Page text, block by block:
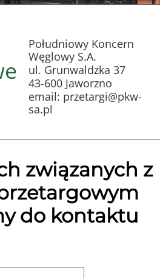
Południowy Koncern
Węglowy S.A.
ul. Grunwaldzka 37
43-600 Jaworzno
email: przetargi@pkw-
sa.pl
związanych z
do kontaktu